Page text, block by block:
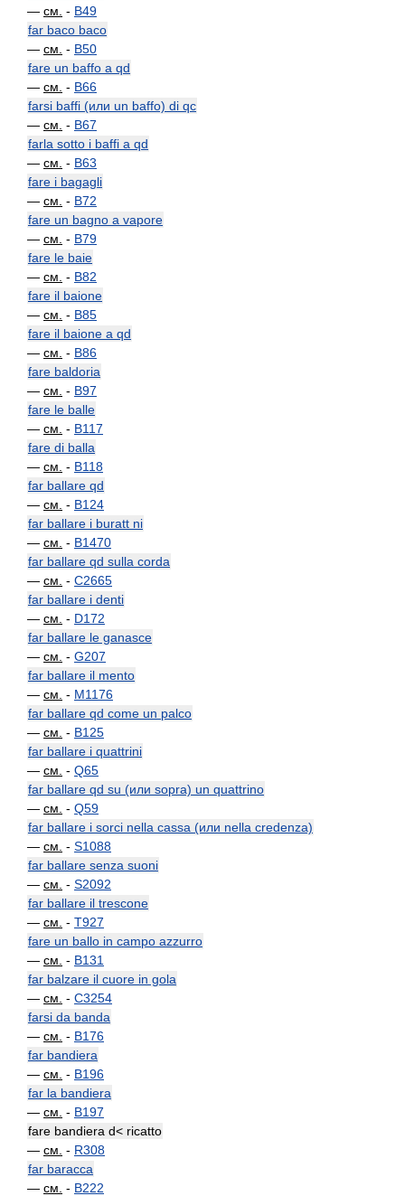
— см. - B49
far baco baco
— см. - B50
fare un baffo a qd
— см. - B66
farsi baffi (или un baffo) di qc
— см. - B67
farla sotto i baffi a qd
— см. - B63
fare i bagagli
— см. - B72
fare un bagno a vapore
— см. - B79
fare le baie
— см. - B82
fare il baione
— см. - B85
fare il baione a qd
— см. - B86
fare baldoria
— см. - B97
fare le balle
— см. - B117
fare di balla
— см. - B118
far ballare qd
— см. - B124
far ballare i buratt ni
— см. - B1470
far ballare qd sulla corda
— см. - C2665
far ballare i denti
— см. - D172
far ballare le ganasce
— см. - G207
far ballare il mento
— см. - M1176
far ballare qd come un palco
— см. - B125
far ballare i quattrini
— см. - Q65
far ballare qd su (или sopra) un quattrino
— см. - Q59
far ballare i sorci nella cassa (или nella credenza)
— см. - S1088
far ballare senza suoni
— см. - S2092
far ballare il trescone
— см. - T927
fare un ballo in campo azzurro
— см. - B131
far balzare il cuore in gola
— см. - C3254
farsi da banda
— см. - B176
far bandiera
— см. - B196
far la bandiera
— см. - B197
fare bandiera d< ricatto
— см. - R308
far baracca
— см. - B222